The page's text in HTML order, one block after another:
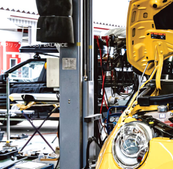
リップ – JUST BALANCE